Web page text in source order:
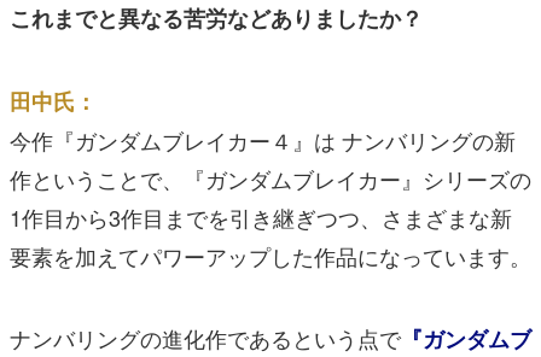
これまでと異なる苦労などありましたか？
田中氏：
今作『ガンダムブレイカー４』は ナンバリングの新
作ということで、『ガンダムブレイカー』シリーズの
1作目から3作目までを引き継ぎつつ、さまざまな新
要素を加えてパワーアップした作品になっています。
ナンバリングの進化作であるという点で『ガンダムブ